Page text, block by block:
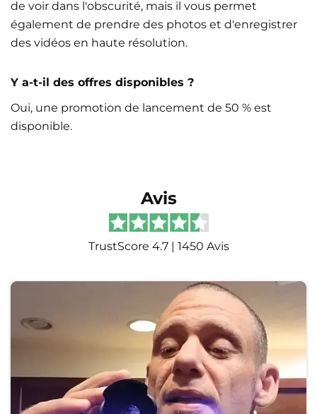
de voir dans l'obscurité, mais il vous permet
également de prendre des photos et d'enregistrer
des vidéos en haute résolution.
Y a-t-il des offres disponibles ?
Oui, une promotion de lancement de 50 % est
disponible.
Avis
TrustScore 4.7 | 1450 Avis